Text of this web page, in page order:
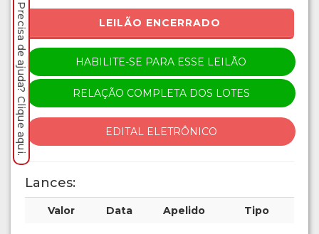
LEILÃO ENCERRADO
HABILITE-SE PARA ESSE LEILÃO
RELAÇÃO COMPLETA DOS LOTES
EDITAL ELETRÔNICO
Lances:
Valor Data Apelido Tipo
Precisa de ajuda? Clique aqui.